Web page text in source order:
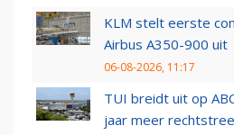
KLM stelt eerste
Airbus A350-900 uit
06-08-2026, 11:17
TUI breidt uit op
jaar meer